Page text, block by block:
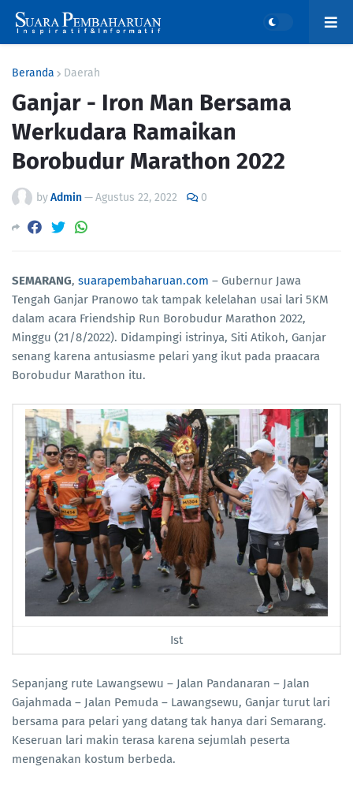
Beranda Daerah
Ganjar - Iron Man Bersama
Werkudara Ramaikan
Borobudur Marathon 2022
byAdmin—Agustus 22, 2022 0
SEMARANG, suarapembaharuan.com – Gubernur Jawa
Tengah Ganjar Pranowo tak tampak kelelahan usai lari 5KM
dalam acara Friendship Run Borobudur Marathon 2022,
Minggu (21/8/2022). Didampingi istrinya, Siti Atikoh, Ganjar
senang karena antusiasme pelari yang ikut pada praacara
Borobudur Marathon itu.
Ist
Sepanjang rute Lawangsewu – Jalan Pandanaran – Jalan
Gajahmada – Jalan Pemuda – Lawangsewu, Ganjar turut lari
bersama para pelari yang datang tak hanya dari Semarang.
Keseruan lari makin terasa karena sejumlah peserta
mengenakan kostum berbeda.